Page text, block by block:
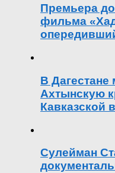
Премьера
фильма
В Дагестане
Ахтынскую
Кавказской
Сулейман